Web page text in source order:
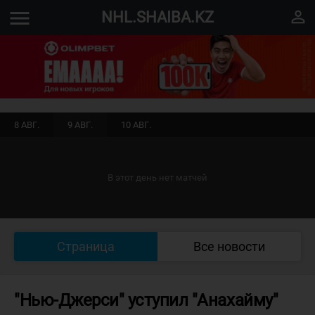
menu NHL.SHAIBA.KZ perm_identity
8 АВГ. 9 АВГ. 10 АВГ.
В этот день нет матчей
Страница Все новости
"Нью-Джерси" уступил "Анахайму"